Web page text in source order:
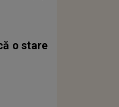
o stare